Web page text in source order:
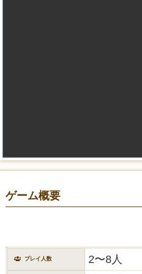
ゲーム概要
プレイ人数 2〜8人